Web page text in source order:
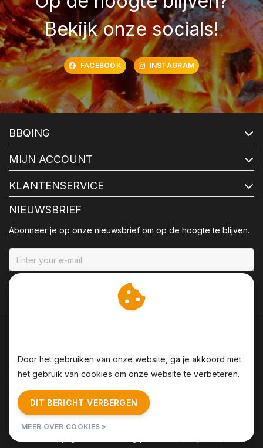
Bekijk onze socials!
FACEBOOK INSTAGRAM
BBQING
MIJN ACCOUNT
KLANTENSERVICE
NIEUWSBRIEF
Abonneer je op onze nieuwsbrief om op de hoogte te blijven.
Algemene voorwaarden | Disclaimer
Sitemap
| RSS Feed
Door het gebruiken van onze website, ga je akkoord met
het gebruik van cookies om onze website te verbeteren.
DIT BERICHT VERBERGEN
MEER OVER COOKIES »